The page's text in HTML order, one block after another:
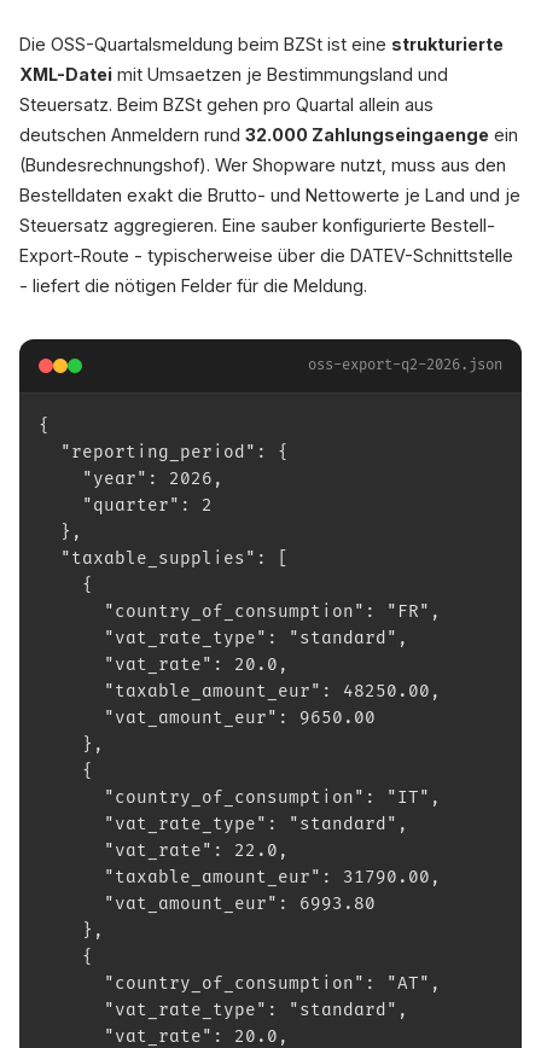
Die OSS-Quartalsmeldung beim BZSt ist eine strukturierte
XML-Datei mit Umsaetzen je Bestimmungsland und
Steuersatz. Beim BZSt gehen pro Quartal allein aus
deutschen Anmeldern rund 32.000 Zahlungseingaenge ein
(Bundesrechnungshof). Wer Shopware nutzt, muss aus den
Bestelldaten exakt die Brutto- und Nettowerte je Land und je
Steuersatz aggregieren. Eine sauber konfigurierte Bestell-
Export-Route - typischerweise über die DATEV-Schnittstelle
- liefert die nötigen Felder für die Meldung.
oss-export-q2-2026.json
{
"reporting_period": {
"year": 2026,
"quarter": 2
},
"taxable_supplies": [
{
"country_of_consumption": "FR",
"vat_rate_type": "standard",
"vat_rate": 20.0,
"taxable_amount_eur": 48250.00,
"vat_amount_eur": 9650.00
},
{
"country_of_consumption": "IT",
"vat_rate_type": "standard",
"vat_rate": 22.0,
"taxable_amount_eur": 31790.00,
"vat_amount_eur": 6993.80
},
{
"country_of_consumption": "AT",
"vat_rate_type": "standard",
"vat_rate": 20.0,